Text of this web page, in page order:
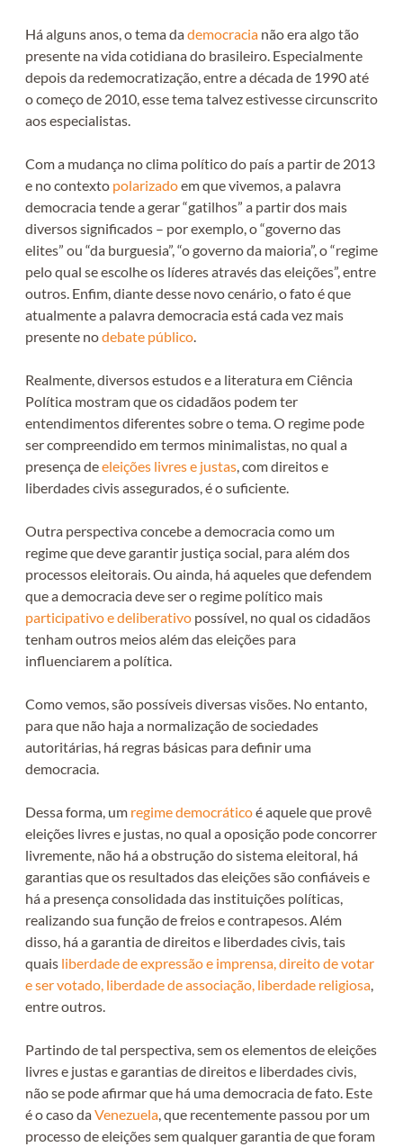
Há alguns anos, o tema dademocracia não era algo tão
presente na vida cotidiana do brasileiro. Especialmente
depois da redemocratização, entre a década de 1990 até
o começo de 2010, esse tema talvez estivesse circunscrito
aos especialistas.
Com a mudança no clima político do país a partir de 2013
e no contexto polarizadoem que vivemos, a palavra
democracia tende a gerar “gatilhos” a partir dos mais
diversos significados – por exemplo, o “governo das
elites” ou “da burguesia”, “o governo da maioria”, o “regime
pelo qual se escolhe os líderes através das eleições”, entre
outros. Enfim, diante desse novo cenário, o fato é que
atualmente a palavra democracia está cada vez mais
presente nodebate público
Realmente, diversos estudos e a literatura em Ciência
Política mostram que os cidadãos podem ter
entendimentos diferentes sobre o tema. O regime pode
ser compreendido em termos minimalistas, no qual a
presença deeleições livres e justas , com direitos e
liberdades civis assegurados, é o suficiente.
Outra perspectiva concebe a democracia como um
regime que deve garantir justiça social, para além dos
processos eleitorais. Ou ainda, há aqueles que defendem
que a democracia deve ser o regime político mais
participativo e deliberativo possível, no qual os cidadãos
tenham outros meios além das eleições para
influenciarem a política.
Como vemos, são possíveis diversas visões. No entanto,
para que não haja a normalização de sociedades
autoritárias, há regras básicas para definir uma
democracia.
Dessa forma, um regime democráticoé aquele que provê
eleições livres e justas, no qual a oposição pode concorrer
livremente, não há a obstrução do sistema eleitoral, há
garantias que os resultados das eleições são confiáveis e
há a presença consolidada das instituições políticas,
realizando sua função de freios e contrapesos. Além
disso, há a garantia de direitos e liberdades civis, tais
quais liberdade de expressão e imprensa, direito de votar
e ser votado, liberdade de associação, liberdade religiosa
entre outros.
Partindo de tal perspectiva, sem os elementos de eleições
livres e justas e garantias de direitos e liberdades civis,
não se pode afirmar que há uma democracia de fato. Este
é o caso daVenezuela , que recentemente passou por um
processo de eleições sem qualquer garantia de que foram